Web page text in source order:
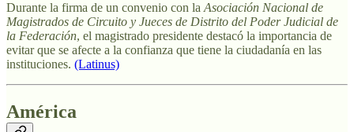
Durante la firma de un convenio con la Asociación Nacional de
Magistrados de Circuito y Jueces de Distrito del Poder Judicial de
la Federación, el magistrado presidente destacó la importancia de
evitar que se afecte a la confianza que tiene la ciudadanía en las
instituciones. (Latinus)
América